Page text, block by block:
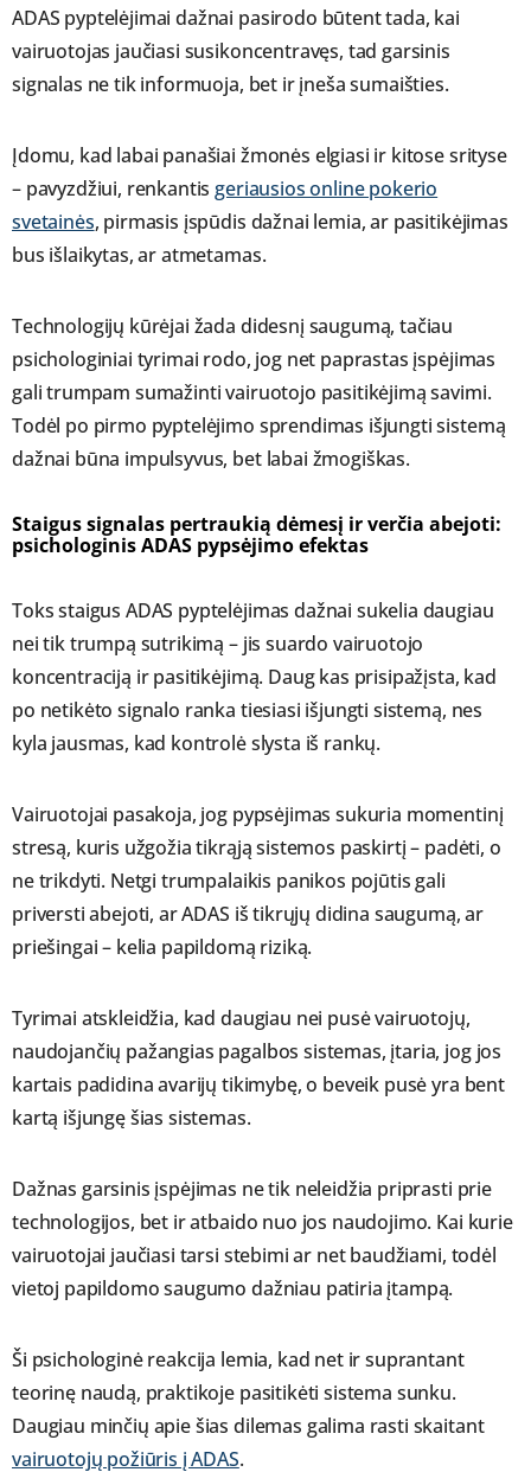
ADAS pyptelėjimai dažnai pasirodo būtent tada, kai
vairuotojas jaučiasi susikoncentravęs, tad garsinis
signalas ne tik informuoja, bet ir įneša sumaišties.
Įdomu, kad labai panašiai žmonės elgiasi ir kitose srityse
– pavyzdžiui, renkantisgeriausios online pokerio
svetainės, pirmasis įspūdis dažnai lemia, ar pasitikėjimas
bus išlaikytas, ar atmetamas.
Technologijų kūrėjai žada didesnį saugumą, tačiau
psichologiniai tyrimai rodo, jog net paprastas įspėjimas
gali trumpam sumažinti vairuotojo pasitikėjimą savimi.
Todėl po pirmo pyptelėjimo sprendimas išjungti sistemą
dažnai būna impulsyvus, bet labai žmogiškas.
Staigus signalas pertraukią dėmesį ir verčia abejoti:
psichologinis ADAS pypsėjimo efektas
Toks staigus ADAS pyptelėjimas dažnai sukelia daugiau
nei tik trumpą sutrikimą – jis suardo vairuotojo
koncentraciją ir pasitikėjimą. Daug kas prisipažįsta, kad
po netikėto signalo ranka tiesiasi išjungti sistemą, nes
kyla jausmas, kad kontrolė slysta iš rankų.
Vairuotojai pasakoja, jog pypsėjimas sukuria momentinį
stresą, kuris užgožia tikrąją sistemos paskirtį – padėti, o
ne trikdyti. Netgi trumpalaikis panikos pojūtis gali
priversti abejoti, ar ADAS iš tikrųjų didina saugumą, ar
priešingai – kelia papildomą riziką.
Tyrimai atskleidžia, kad daugiau nei pusė vairuotojų,
naudojančių pažangias pagalbos sistemas, įtaria, jog jos
kartais padidina avarijų tikimybę, o beveik pusė yra bent
kartą išjungę šias sistemas.
Dažnas garsinis įspėjimas ne tik neleidžia priprasti prie
technologijos, bet ir atbaido nuo jos naudojimo. Kai kurie
vairuotojai jaučiasi tarsi stebimi ar net baudžiami, todėl
vietoj papildomo saugumo dažniau patiria įtampą.
Ši psichologinė reakcija lemia, kad net ir suprantant
teorinę naudą, praktikoje pasitikėti sistema sunku.
Daugiau minčių apie šias dilemas galima rasti skaitant
vairuotojų požiūris į ADAS.